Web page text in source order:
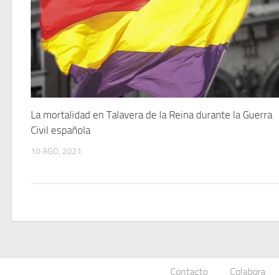
La mortalidad en Talavera de la Reina durante la Guerra
Civil española
10 AGO, 2021
Contacto Colabora